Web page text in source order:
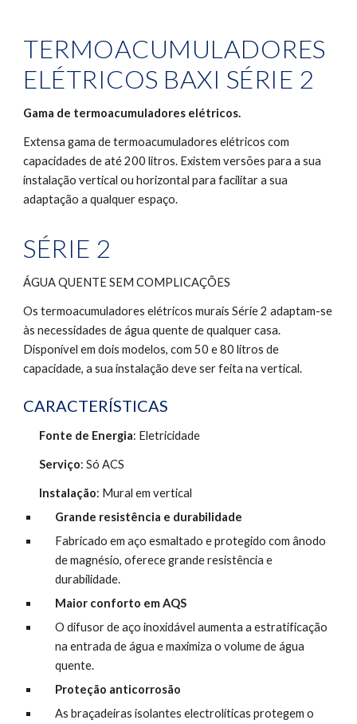
TERMOACUMULADORES
ELÉTRICOS BAXI SÉRIE 2
Gama de termoacumuladores elétricos.
Extensa gama de termoacumuladores elétricos com
capacidades de até 200 litros. Existem versões para a sua
instalação vertical ou horizontal para facilitar a sua
adaptação a qualquer espaço.
SÉRIE 2
ÁGUA QUENTE SEM COMPLICAÇÕES
Os termoacumuladores elétricos murais Série 2 adaptam-se
às necessidades de água quente de qualquer casa.
Disponível em dois modelos, com 50 e 80 litros de
capacidade, a sua instalação deve ser feita na vertical.
CARACTERÍSTICAS
Fonte de Energia: Eletricidade
Serviço: Só ACS
Instalação: Mural em vertical
Grande resistência e durabilidade
Fabricado em aço esmaltado e protegido com ânodo
de magnésio, oferece grande resistência e
durabilidade.
Maior conforto em AQS
O difusor de aço inoxidável aumenta a estratificação
na entrada de água e maximiza o volume de água
quente.
Proteção anticorrosão
As braçadeiras isolantes electrolíticas protegem o